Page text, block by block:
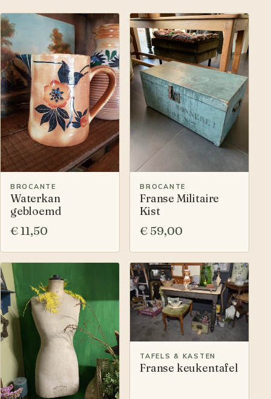
BROCANTE
Waterkan
gebloemd
€ 11,50
BROCANTE
Franse Militaire
Kist
€ 59,00
TAFELS & KASTEN
Franse keukentafel